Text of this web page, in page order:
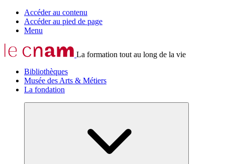
Accéder au contenu
Accéder au pied de page
Menu
La formation tout au long de la vie
Bibliothèques
Musée des Arts & Métiers
La fondation